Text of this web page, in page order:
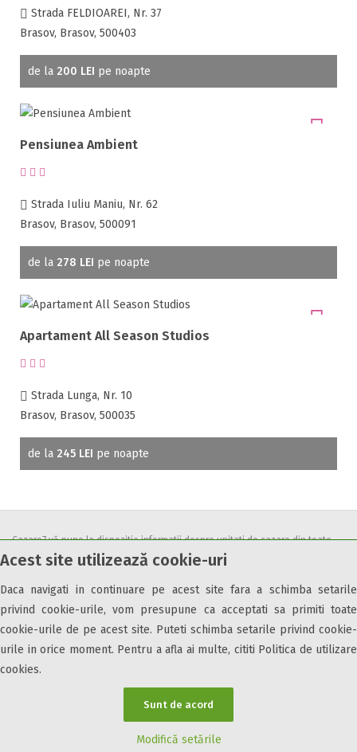
Acest site utilizează cookie-uri
Daca navigati in continuare pe acest site fara a schimba setarile
privind cookie-urile, vom presupune ca acceptati sa primiti toate
cookie-urile de pe acest site. Puteti schimba setarile privind cookie-
urile in orice moment. Pentru a afla ai multe, cititi Politica de utilizare
cookies.
Sunt de acord
Modifică setările
Strada FELDIOAREI, Nr. 37
Brasov, Brasov, 500403
de la 200 LEI pe noapte
Pensiunea Ambient
Strada Iuliu Maniu, Nr. 62
Brasov, Brasov, 500091
de la 278 LEI pe noapte
Apartament All Season Studios
Strada Lunga, Nr. 10
Brasov, Brasov, 500035
de la 245 LEI pe noapte
Cazare7 vă pune la dispozitie informatii despre unitati de cazare din toate
zonele turistice, oferte speciale, rezervari online.
Parteneri Cazare7